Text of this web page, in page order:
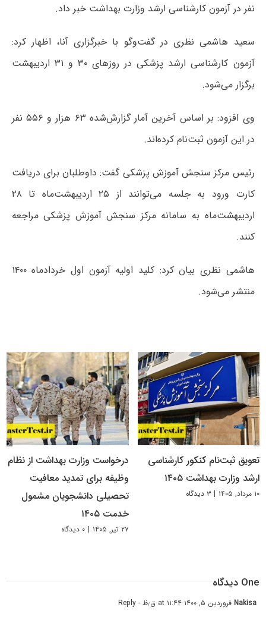
نفر در آزمون کارشناسی ارشد وزارت بهداشت خبر داد.
سعید هاشمی نظری در گفت‌وگو با خبرگزاری آنا، اظهار کرد:
آزمون کارشناسی ارشد پزشکی در روزهای ۳۰ و ۳۱ اردیبهشت
برگزار می‌شود.
وی افزود: بر اساس آخرین آمار گزارش‌شده ۶۳ هزار و ۵۵۶ نفر
در این آزمون ثبت‌نام کرده‌اند.
رئیس مرکز سنجش آموزش پزشکی گفت: داوطلبان برای دریافت
کارت ورود به جلسه می‌توانند از ۲۵ اردیبهشت‌ماه تا ۲۸
اردیبهشت‌ماه به سامانه مرکز سنجش آموزش پزشکی مراجعه
کنند.
هاشمی نظری بیان کرد: کلید اولیه آزمون اول خردادماه ۱۴۰۰
منتشر می‌شود.
تعویق ثبت‌نام کنکور کارشناسی
ارشد وزارت بهداشت ۱۴۰۵
۱۰ مرداد, ۱۴۰۵ | ۳ دیدگاه
درخواست وزارت بهداشت از نظام
وظیفه برای تمدید معافیت
تحصیلی دانشجویان مشمول
خدمت ۱۴۰۵
۲۷ تیر, ۱۴۰۵ | ۰ دیدگاه
One دیدگاه
Nakisaفروردین ۵, ۱۴۰۰ at ۱۱:۴۴ ق٫ظ - Reply